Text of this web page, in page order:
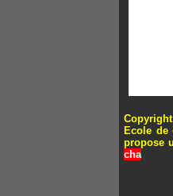
Ecole de
propose
cha